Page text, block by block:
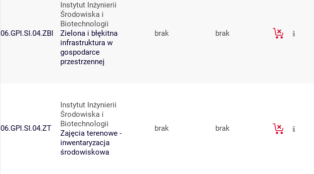
06.GPI.SI.04.ZBI
Instytut Inżynierii
Środowiska i
Biotechnologii
Zielona i błękitna
infrastruktura w
gospodarce
przestrzennej
brak brak
06.GPI.SI.04.ZT
Instytut Inżynierii
Środowiska i
Biotechnologii
Zajęcia terenowe -
inwentaryzacja
środowiskowa
brak brak